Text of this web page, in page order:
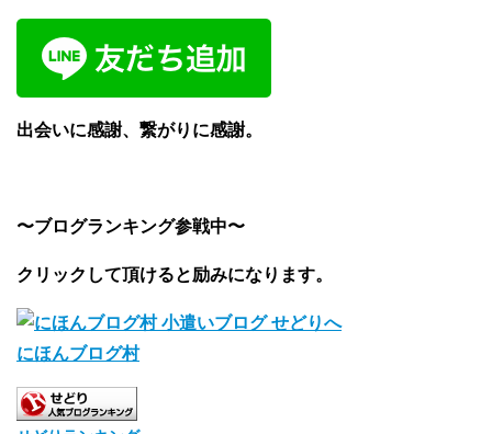
出会いに感謝、繋がりに感謝。
〜ブログランキング参戦中〜
クリックして頂けると励みになります。
にほんブログ村